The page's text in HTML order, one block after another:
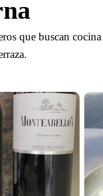
que buscan cocina